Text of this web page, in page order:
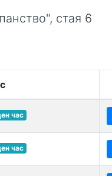
стая 6
час
час